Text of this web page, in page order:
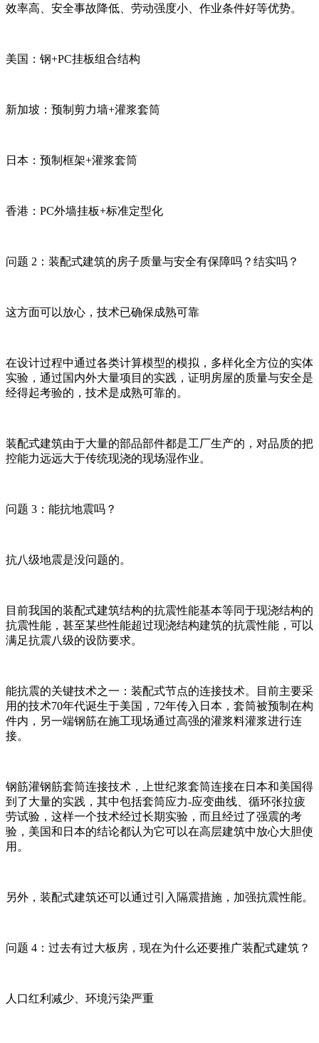
效率高、安全事故降低、劳动强度小、作业条件好等优势。
美国：钢+PC挂板组合结构
新加坡：预制剪力墙+灌浆套筒
日本：预制框架+灌浆套筒
香港：PC外墙挂板+标准定型化
问题 2：装配式建筑的房子质量与安全有保障吗？结实吗？
这方面可以放心，技术已确保成熟可靠
在设计过程中通过各类计算模型的模拟，多样化全方位的实体
实验，通过国内外大量项目的实践，证明房屋的质量与安全是
经得起考验的，技术是成熟可靠的。
装配式建筑由于大量的部品部件都是工厂生产的，对品质的把
控能力远远大于传统现浇的现场湿作业。
问题 3：能抗地震吗？
抗八级地震是没问题的。
目前我国的装配式建筑结构的抗震性能基本等同于现浇结构的
抗震性能，甚至某些性能超过现浇结构建筑的抗震性能，可以
满足抗震八级的设防要求。
能抗震的关键技术之一：装配式节点的连接技术。目前主要采
用的技术70年代诞生于美国，72年传入日本，套筒被预制在构
件内，另一端钢筋在施工现场通过高强的灌浆料灌浆进行连
接。
钢筋灌钢筋套筒连接技术，上世纪浆套筒连接在日本和美国得
到了大量的实践，其中包括套筒应力-应变曲线、循环张拉疲
劳试验，这样一个技术经过长期实验，而且经过了强震的考
验，美国和日本的结论都认为它可以在高层建筑中放心大胆使
用。
另外，装配式建筑还可以通过引入隔震措施，加强抗震性能。
问题 4：过去有过大板房，现在为什么还要推广装配式建筑？
人口红利减少、环境污染严重